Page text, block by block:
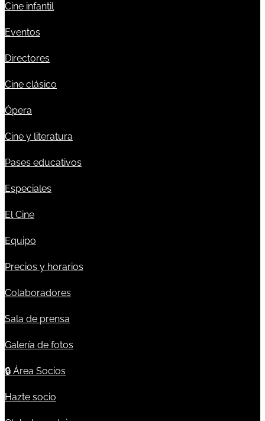
Cine infantil
Eventos
Directores
Cine clásico
Ópera
Cine y literatura
Pases educativos
Especiales
El Cine
Equipo
Precios y horarios
Colaboradores
Sala de prensa
Galería de fotos
🔒 Área Socios
Hazte socio